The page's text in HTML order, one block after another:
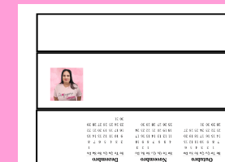
Às
Aulas:
Perfeita!